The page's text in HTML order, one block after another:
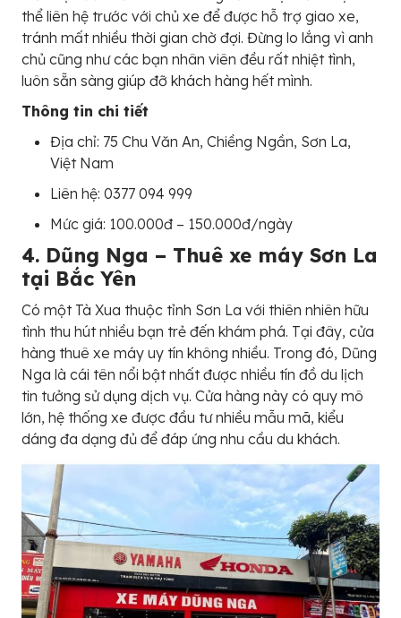
thể liên hệ trước với chủ xe để được hỗ trợ giao xe,
tránh mất nhiều thời gian chờ đợi. Đừng lo lắng vì anh
chủ cũng như các bạn nhân viên đều rất nhiệt tình,
luôn sẵn sàng giúp đỡ khách hàng hết mình.
Thông tin chi tiết
Địa chỉ: 75 Chu Văn An, Chiềng Ngần, Sơn La,
Việt Nam
Liên hệ: 0377 094 999
Mức giá: 100.000đ – 150.000đ/ngày
4. Dũng Nga – Thuê xe máy Sơn La
tại Bắc Yên
Có một Tà Xua thuộc tỉnh Sơn La với thiên nhiên hữu
tình thu hút nhiều bạn trẻ đến khám phá. Tại đây, cửa
hàng thuê xe máy uy tín không nhiều. Trong đó, Dũng
Nga là cái tên nổi bật nhất được nhiều tín đồ du lịch
tin tưởng sử dụng dịch vụ. Cửa hàng này có quy mô
lớn, hệ thống xe được đầu tư nhiều mẫu mã, kiểu
dáng đa dạng đủ để đáp ứng nhu cầu du khách.